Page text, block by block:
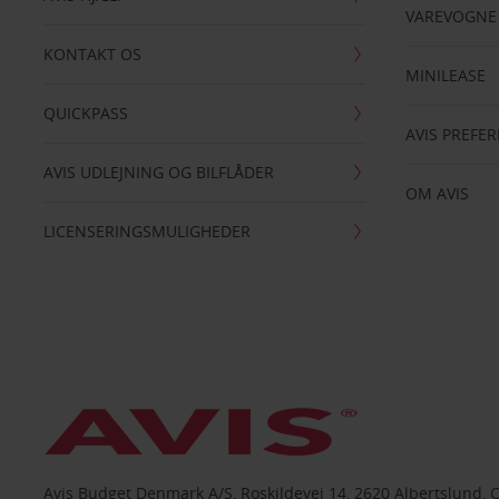
KONTAKT OS
QUICKPASS
AVIS UDLEJNING OG BILFLÅDER
LICENSERINGSMULIGHEDER
VAREVOGNE
MINILEASE
AVIS
OM AVIS
Avis Budget Denmark A/S, Roskildevej 14, 2620 Albertslund,